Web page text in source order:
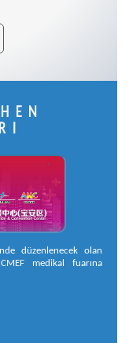
düzenlenecek olan
medikal fuarına